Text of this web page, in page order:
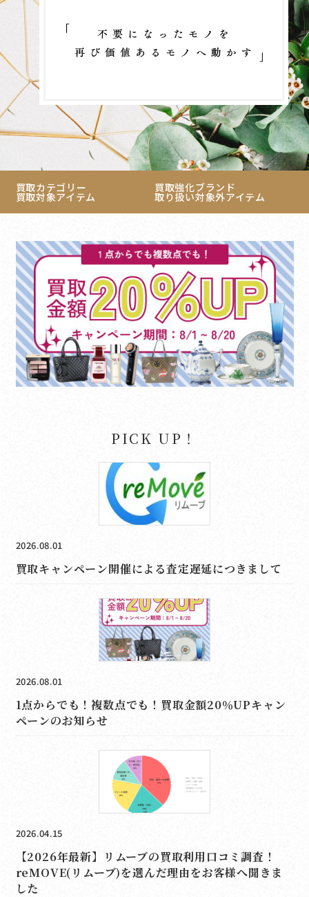
買取カテゴリー 買取強化ブランド
買取対象アイテム 取り扱い対象外アイテム
PICK UP！
2026.08.01
買取キャンペーン開催による査定遅延につきまして
2026.08.01
1点からでも！複数点でも！買取金額20％UPキャン
ペーンのお知らせ
2026.04.15
【2026年最新】リムーブの買取利用口コミ調査！
reMOVE(リムーブ)を選んだ理由をお客様へ聞きま
した